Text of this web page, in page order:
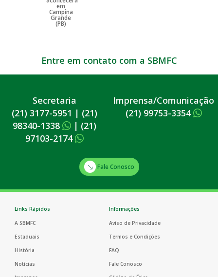
Entre em contato com a SBMFC
Secretaria
(21) 3177-5951 | (21)
98340-1338
| (21)
97103-2174
Imprensa/Comunicação
(21) 99753-3354
Fale Conosco
Links Rápidos
A SBMFC
Estaduais
História
Notícias
Informações
Aviso de Privacidade
Termos e Condições
FAQ
Fale Conosco